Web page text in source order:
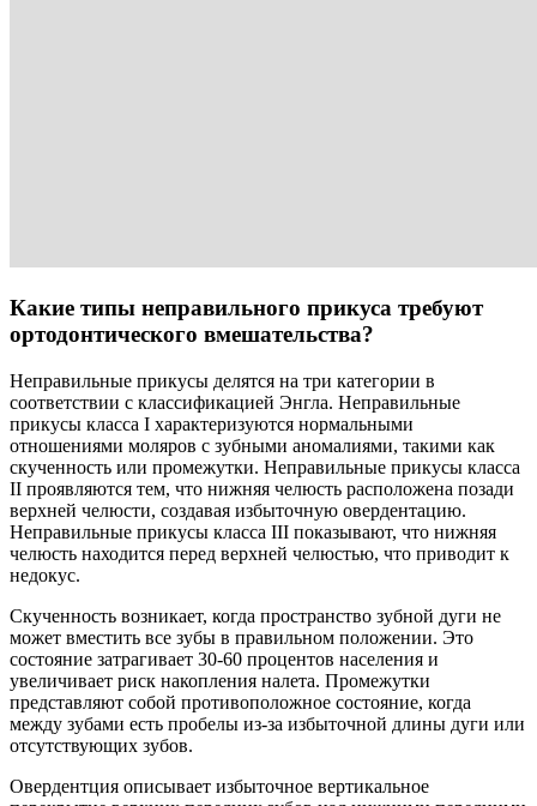
Какие типы неправильного прикуса требуют
ортодонтического вмешательства?
Неправильные прикусы делятся на три категории в
соответствии с классификацией Энгла. Неправильные
прикусы класса I характеризуются нормальными
отношениями моляров с зубными аномалиями, такими как
скученность или промежутки. Неправильные прикусы класса
II проявляются тем, что нижняя челюсть расположена позади
верхней челюсти, создавая избыточную овердентацию.
Неправильные прикусы класса III показывают, что нижняя
челюсть находится перед верхней челюстью, что приводит к
недокус.
Скученность возникает, когда пространство зубной дуги не
может вместить все зубы в правильном положении. Это
состояние затрагивает 30-60 процентов населения и
увеличивает риск накопления налета. Промежутки
представляют собой противоположное состояние, когда
между зубами есть пробелы из-за избыточной длины дуги или
отсутствующих зубов.
Овердентция описывает избыточное вертикальное